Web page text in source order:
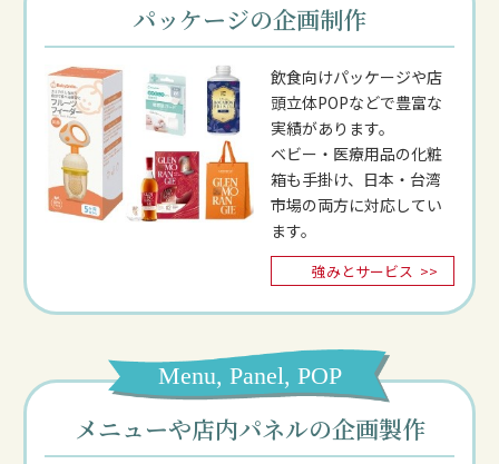
パッケージの企画制作
飲食向けパッケージや店
頭立体POPなどで豊富な
実績があります。
ベビー・医療用品の化粧
箱も手掛け、日本・台湾
市場の両方に対応してい
ます。
強みとサービス >>
Menu, Panel, POP
メニューや店内パネルの企画製作